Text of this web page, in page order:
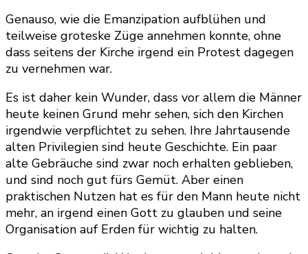
Genauso, wie die Emanzipation aufblühen und
teilweise groteske Züge annehmen konnte, ohne
dass seitens der Kirche irgend ein Protest dagegen
zu vernehmen war.
Es ist daher kein Wunder, dass vor allem die Männer
heute keinen Grund mehr sehen, sich den Kirchen
irgendwie verpflichtet zu sehen. Ihre Jahrtausende
alten Privilegien sind heute Geschichte. Ein paar
alte Gebräuche sind zwar noch erhalten geblieben,
und sind noch gut fürs Gemüt. Aber einen
praktischen Nutzen hat es für den Mann heute nicht
mehr, an irgend einen Gott zu glauben und seine
Organisation auf Erden für wichtig zu halten.